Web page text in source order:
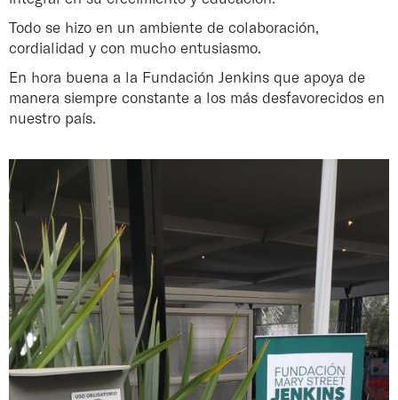
Todo se hizo en un ambiente de colaboración,
cordialidad y con mucho entusiasmo.
En hora buena a la Fundación Jenkins que apoya de
manera siempre constante a los más desfavorecidos en
nuestro país.